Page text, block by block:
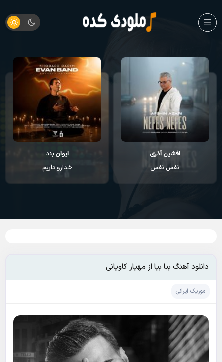
افشین آذری
نفس نفس
ایوان بند
خدارو داریم
دانلود آهنگ بیا بیا از مهیار کاویانی
موزیک ایرانی